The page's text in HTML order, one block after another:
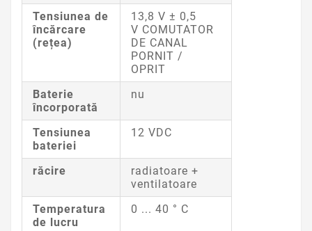
Tensiunea de
încărcare
(rețea)
13,8 V ± 0,5
V COMUTATOR
DE CANAL
PORNIT /
OPRIT
Baterie
încorporată
nu
Tensiunea
bateriei
12 VDC
răcire
radiatoare +
ventilatoare
Temperatura
de lucru
0 ... 40 ° C